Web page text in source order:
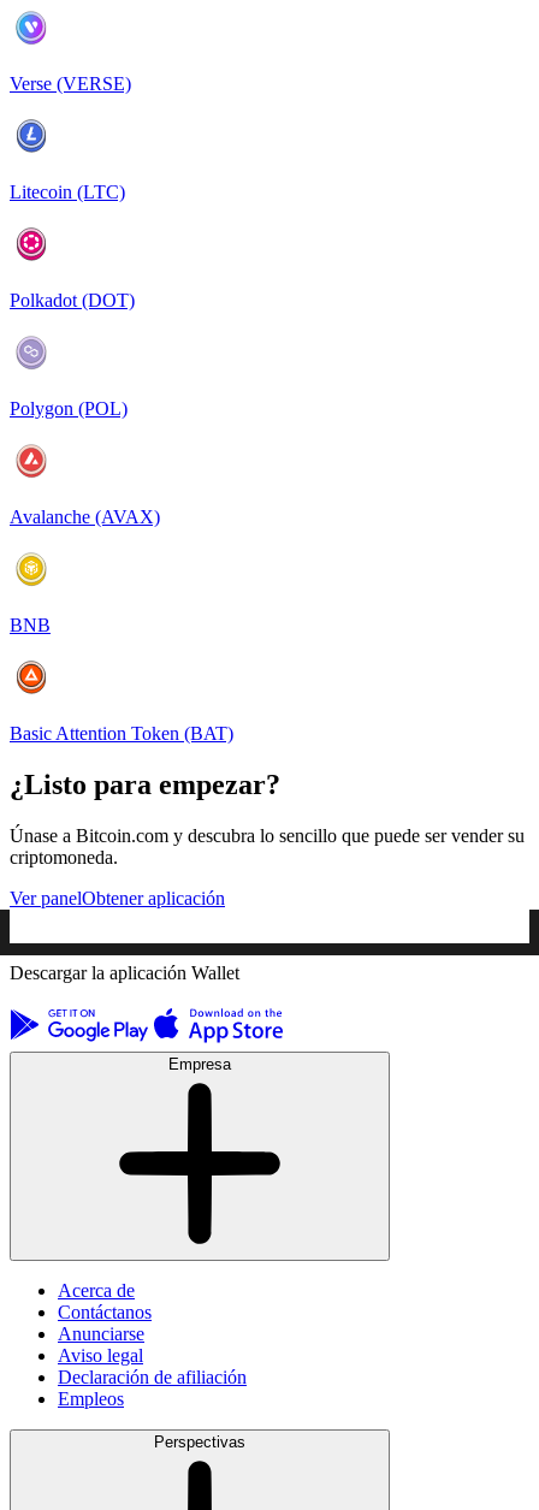
Verse (VERSE)
Litecoin (LTC)
Polkadot (DOT)
Polygon (POL)
Avalanche (AVAX)
BNB
Basic Attention Token (BAT)
¿Listo para empezar?
Únase a Bitcoin.com y descubra lo sencillo que puede ser vender su
criptomoneda.
Ver panelObtener aplicación
Descargar la aplicación Wallet
Empresa
Acerca de
Contáctanos
Anunciarse
Aviso legal
Declaración de afiliación
Empleos
Perspectivas